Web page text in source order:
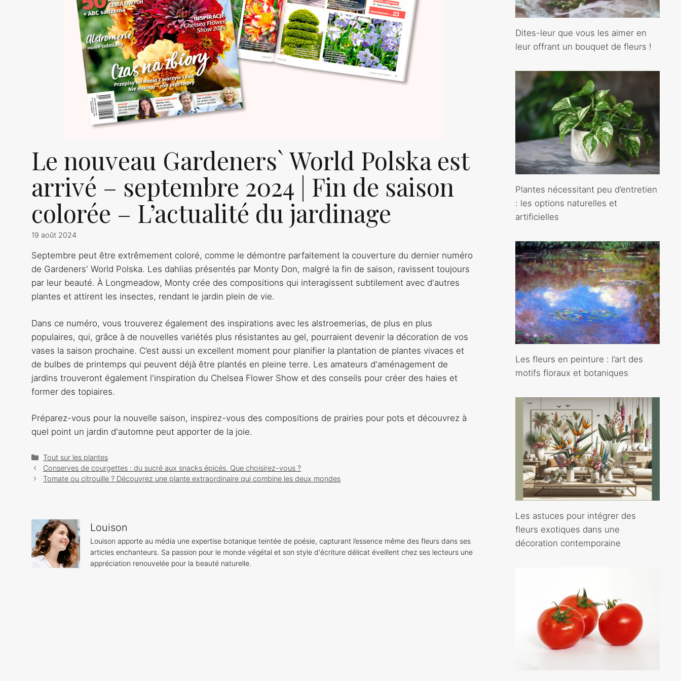
Le nouveau Gardeners` World Polska est
arrivé – septembre 2024 | Fin de saison
colorée – L’actualité du jardinage
19 août 2024
Septembre peut être extrêmement coloré, comme le démontre parfaitement la couverture du dernier numéro
de Gardeners' World Polska. Les dahlias présentés par Monty Don, malgré la fin de saison, ravissent toujours
par leur beauté. À Longmeadow, Monty crée des compositions qui interagissent subtilement avec d'autres
plantes et attirent les insectes, rendant le jardin plein de vie.
Dans ce numéro, vous trouverez également des inspirations avec les alstroemerias, de plus en plus
populaires, qui, grâce à de nouvelles variétés plus résistantes au gel, pourraient devenir la décoration de vos
vases la saison prochaine. C’est aussi un excellent moment pour planifier la plantation de plantes vivaces et
de bulbes de printemps qui peuvent déjà être plantés en pleine terre. Les amateurs d'aménagement de
jardins trouveront également l'inspiration du Chelsea Flower Show et des conseils pour créer des haies et
former des topiaires.
Préparez-vous pour la nouvelle saison, inspirez-vous des compositions de prairies pour pots et découvrez à
quel point un jardin d'automne peut apporter de la joie.
Catégories
Tout sur les plantes
Navigation
des
Conserves de courgettes : du sucré aux snacks épicés. Que choisirez-vous ?
Tomate ou citrouille ? Découvrez une plante extraordinaire qui combine les deux mondes
Louison
Louison apporte au média une expertise botanique teintée de poésie, capturant l’essence même des fleurs dans ses
articles enchanteurs. Sa passion pour le monde végétal et son style d'écriture délicat éveillent chez ses lecteurs une
appréciation renouvelée pour la beauté naturelle.
Dites-leur que vous les aimer en
leur offrant un bouquet de fleurs !
Plantes nécessitant peu d’entretien
: les options naturelles et
artificielles
Les fleurs en peinture : l’art des
motifs floraux et botaniques
Les astuces pour intégrer des
fleurs exotiques dans une
décoration contemporaine